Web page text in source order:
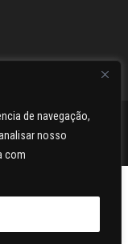
de navegação,
nosso
com